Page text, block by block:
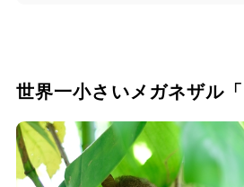
世界一小さいメガネザル「